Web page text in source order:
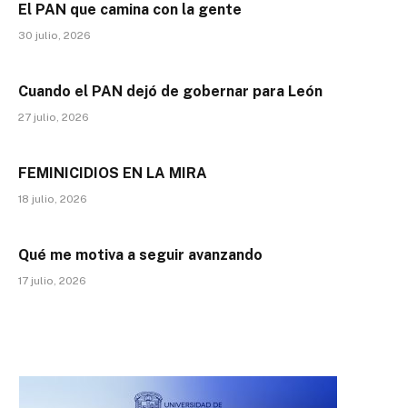
El PAN que camina con la gente
30 julio, 2026
Cuando el PAN dejó de gobernar para León
27 julio, 2026
FEMINICIDIOS EN LA MIRA
18 julio, 2026
Qué me motiva a seguir avanzando
17 julio, 2026